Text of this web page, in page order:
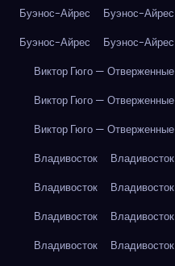
Буэнос-Айрес
Буэнос-Айрес
Буэнос-Айрес
Буэнос-Айрес
Виктор Гюго — Отверженные
Виктор Гюго — Отверженные
Виктор Гюго — Отверженные
Владивосток
Владивосток
Владивосток
Владивосток
Владивосток
Владивосток
Владивосток
Владивосток